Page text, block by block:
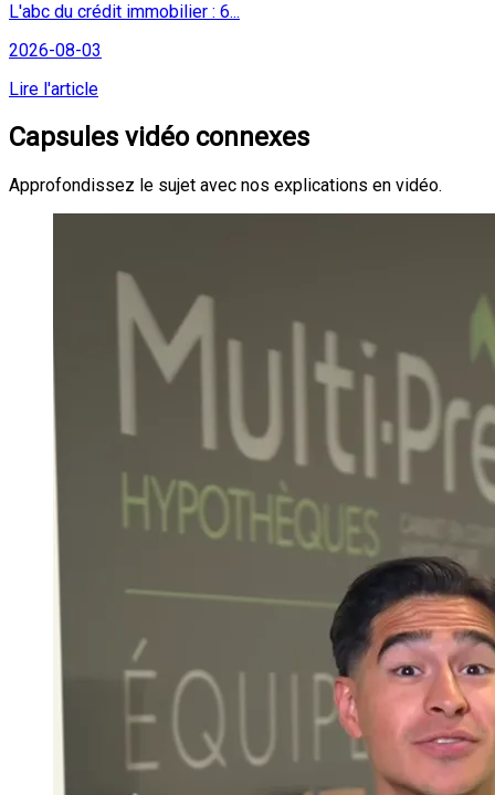
L'abc du crédit immobilier : 6...
2026-08-03
Lire l'article
Capsules vidéo connexes
Approfondissez le sujet avec nos explications en vidéo.